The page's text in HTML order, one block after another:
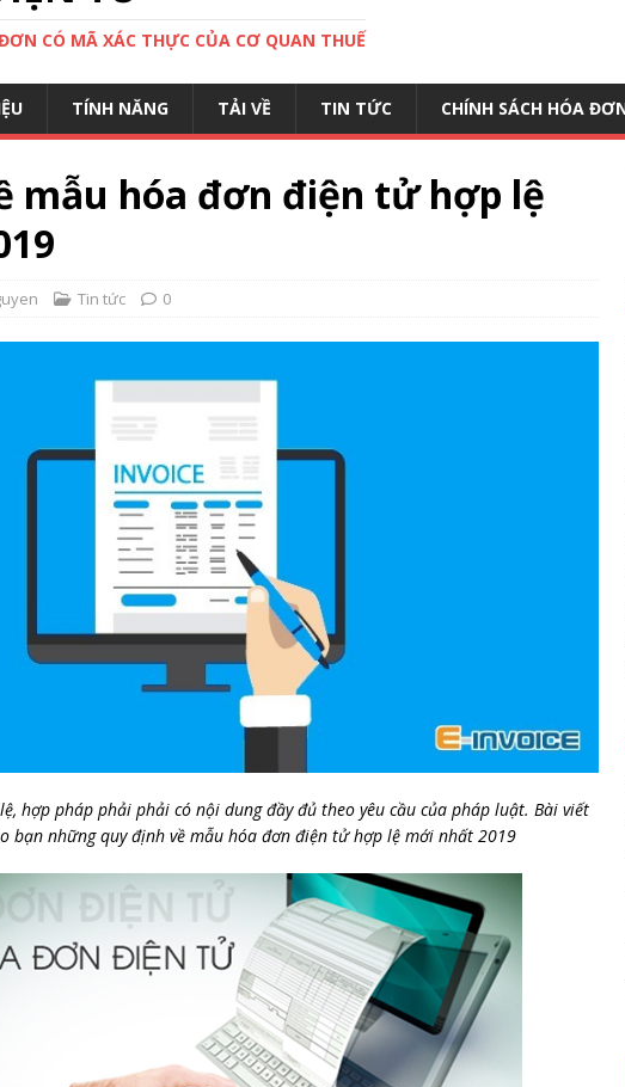
CÓ MÃ XÁC THỰC CỦA CƠ QUAN THUẾ
TÍNH NĂNG TẢI VỀ TIN TỨC CHÍNH SÁCH HÓA
mẫu hóa đơn điện tử hợp lệ
Tin tức 0
hợp pháp phải phải có nội dung đầy đủ theo yêu cầu của pháp luật. Bài viết
bạn những quy định về mẫu hóa đơn điện tử hợp lệ mới nhất 2019